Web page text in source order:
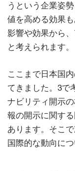
うという企業姿
値を高める効果
影響や効果から
と考えられます。
ここまで日本国
てきました。3で
ナビリティ開示
報の開示に関す
あります。そこ
国際的な動向に